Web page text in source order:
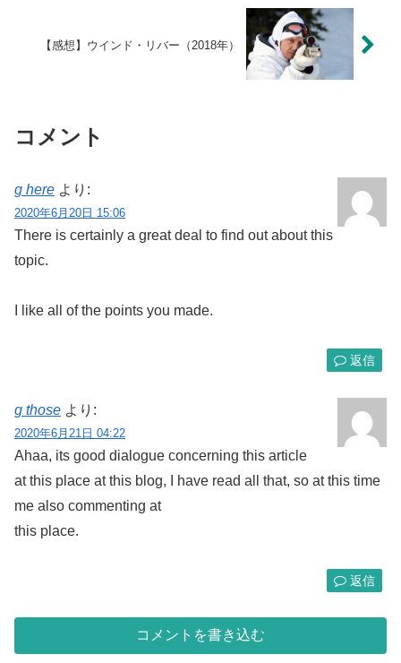
【感想】ウインド・リバー（2018年）
コメント
g here より:
2020年6月20日 15:06
There is certainly a great deal to find out about this
topic.
I like all of the points you made.
返信
g those より:
2020年6月21日 04:22
Ahaa, its good dialogue concerning this article
at this place at this blog, I have read all that, so at this time
me also commenting at
this place.
返信
コメントを書き込む